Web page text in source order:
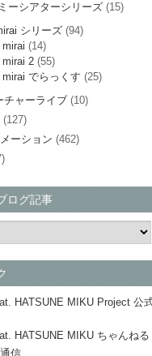
ーシアターシリーズ (15)
シリーズ (94)
mirai (14)
mirai 2 (55)
mirai でらっくす (25)
チャーライブ (10)
(127)
ーション (462)
ログ記事
HATSUNE MIKU Project 公
HATSUNE MIKU ちゃんねる
信